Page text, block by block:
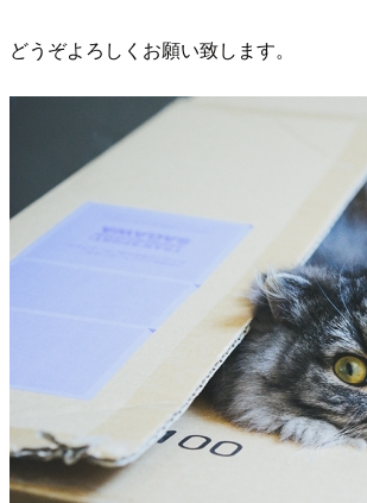
どうぞよろしくお願い致します。